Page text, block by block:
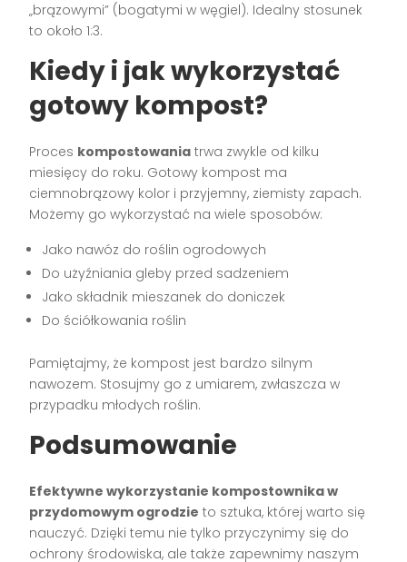
„brązowymi” (bogatymi w węgiel). Idealny stosunek
to około 1:3.
Kiedy i jak wykorzystać
gotowy kompost?
Proces kompostowania trwa zwykle od kilku
miesięcy do roku. Gotowy kompost ma
ciemnobrązowy kolor i przyjemny, ziemisty zapach.
Możemy go wykorzystać na wiele sposobów:
Jako nawóz do roślin ogrodowych
Do użyźniania gleby przed sadzeniem
Jako składnik mieszanek do doniczek
Do ściółkowania roślin
Pamiętajmy, że kompost jest bardzo silnym
nawozem. Stosujmy go z umiarem, zwłaszcza w
przypadku młodych roślin.
Podsumowanie
Efektywne wykorzystanie kompostownika w
przydomowym ogrodzie to sztuka, której warto się
nauczyć. Dzięki temu nie tylko przyczynimy się do
ochrony środowiska, ale także zapewnimy naszym